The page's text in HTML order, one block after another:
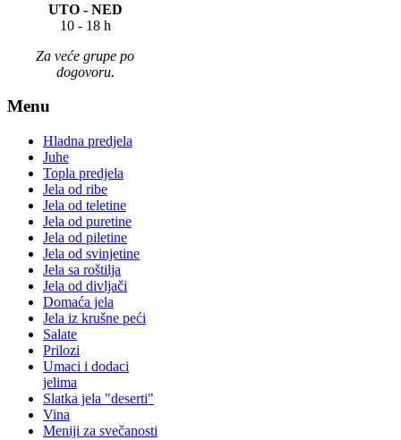
UTO - NED
10 - 18 h
Za veće grupe po
dogovoru.
Menu
Hladna predjela
Juhe
Topla predjela
Jela od ribe
Jela od teletine
Jela od puretine
Jela od piletine
Jela od svinjetine
Jela sa roštilja
Jela od divljači
Domaća jela
Jela iz krušne peći
Salate
Prilozi
Umaci i dodaci
jelima
Slatka jela "deserti"
Vina
Meniji za svečanosti